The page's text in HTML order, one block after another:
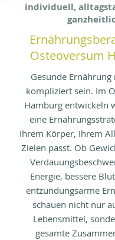
individuell,
Osteoversum
Gesunde
kompliziert sein. Im
Hamburg entwickeln
eine
Ihrem Körper, Ihrem
Zielen passt. Ob
Energie, bessere
entzündungsarme
schauen nicht nur
Lebensmittel,
gesamte